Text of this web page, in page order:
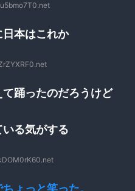
本はこれか
踊ったのだろうけど
る気がする
ょっと笑った。